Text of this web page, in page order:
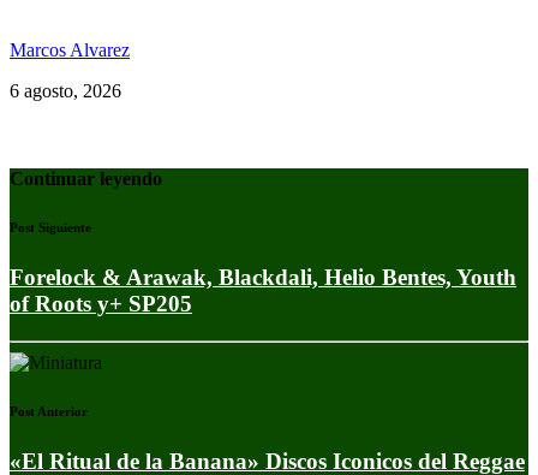
Marcos Alvarez
6 agosto, 2026
Continuar leyendo
Post Siguiente
Forelock & Arawak, Blackdali, Helio Bentes, Youth
of Roots y+ SP205
Post Anterior
«El Ritual de la Banana» Discos Iconicos del Reggae